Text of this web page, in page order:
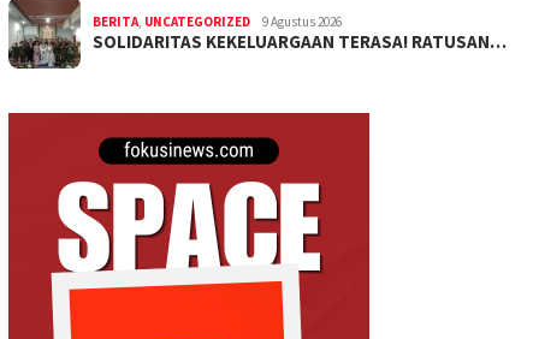
BERITA UNCATEGORIZED 9 Agustus 2026
SOLIDARITAS KEKELUARGAAN TERASA! RATUSAN…